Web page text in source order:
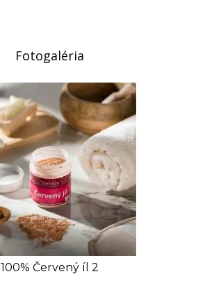
Fotogaléria
100% Červený íl 2